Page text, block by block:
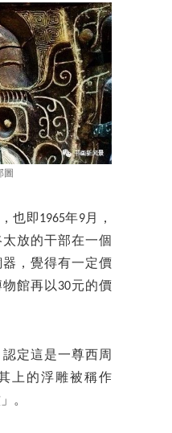
圖
也即1965年9月，
放的干部在一個
，覺得有一定價
館再以30元的價
定這是一尊西周
上的浮雕被稱作
。